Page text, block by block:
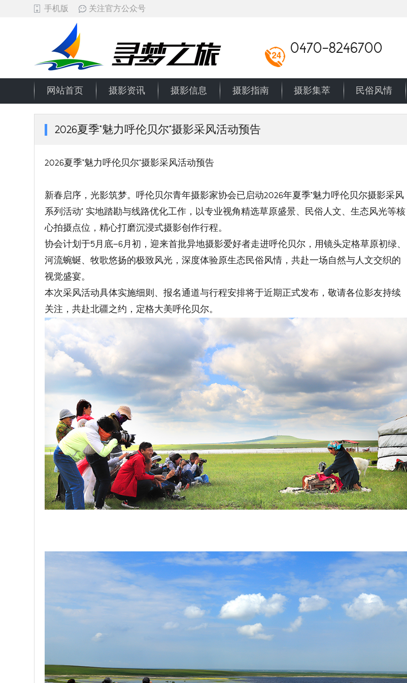
手机版 关注官方公众号
0470-8246700
网站首页 摄影资讯 摄影信息 摄影指南 摄影集萃 民俗风情
2026夏季“魅力呼伦贝尔”摄影采风活动预告
2026夏季“魅力呼伦贝尔”摄影采风活动预告
新春启序，光影筑梦。呼伦贝尔青年摄影家协会已启动2026年夏季“魅力呼伦贝尔摄影采风
系列活动” 实地踏勘与线路优化工作，以专业视角精选草原盛景、民俗人文、生态风光等核
心拍摄点位，精心打磨沉浸式摄影创作行程。
协会计划于5月底—6月初，迎来首批异地摄影爱好者走进呼伦贝尔，用镜头定格草原初绿、
河流蜿蜒、牧歌悠扬的极致风光，深度体验原生态民俗风情，共赴一场自然与人文交织的
视觉盛宴。
本次采风活动具体实施细则、报名通道与行程安排将于近期正式发布，敬请各位影友持续
关注，共赴北疆之约，定格大美呼伦贝尔。